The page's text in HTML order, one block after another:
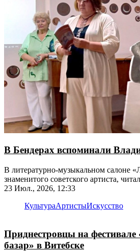
В Бендерах вспоминали
В литературно-музыкальном салоне
знаменитого советского артиста,
23 Июл., 2026, 12:33
КультураАртистыИскусство
Приднестровцы на
базар» в Витебске